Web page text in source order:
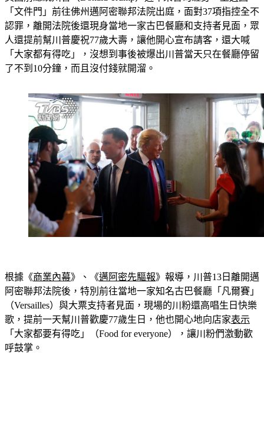
美國前總統川普（Donald Trump）近年來官司纏身，上週因
「文件門」前往佛州邁阿密聯邦法院出庭，面對37項指控全不
認罪，離開法院後還現身當地一家古巴餐廳和支持者見面，眾
人還提前幫川普慶祝77歲大壽，讓他開心宣布請客，還大喊
「大家都有得吃」，沒想到事後被爆出川普當天只在餐廳停留
根據《商業內幕 》、《 邁阿密先驅報》報導，川普13日離開邁
阿密聯邦法院後，特別前往當地一家知名古巴餐廳「凡爾賽」
（Versailles）與大票支持者見面，現場的川粉還高唱生日快樂
歌，提前一天幫川普歡慶77歲生日，他也開心地向店家表示
「大家都要有得吃」（Food for everyone），讓川粉們激動歡